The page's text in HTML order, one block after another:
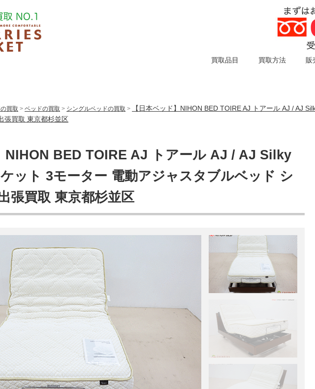
買取品目 買取方法 販
買取 > ベッドの買取 > シングルベッドの買取 >
【日本ベッド】NIHON BED TOIRE AJ トアール AJ / AJ
張買取 東京都杉並区
NIHON BED TOIRE AJ トアール AJ / AJ Silky
ット 3モーター 電動アジャスタブルベッド シ
張買取 東京都杉並区